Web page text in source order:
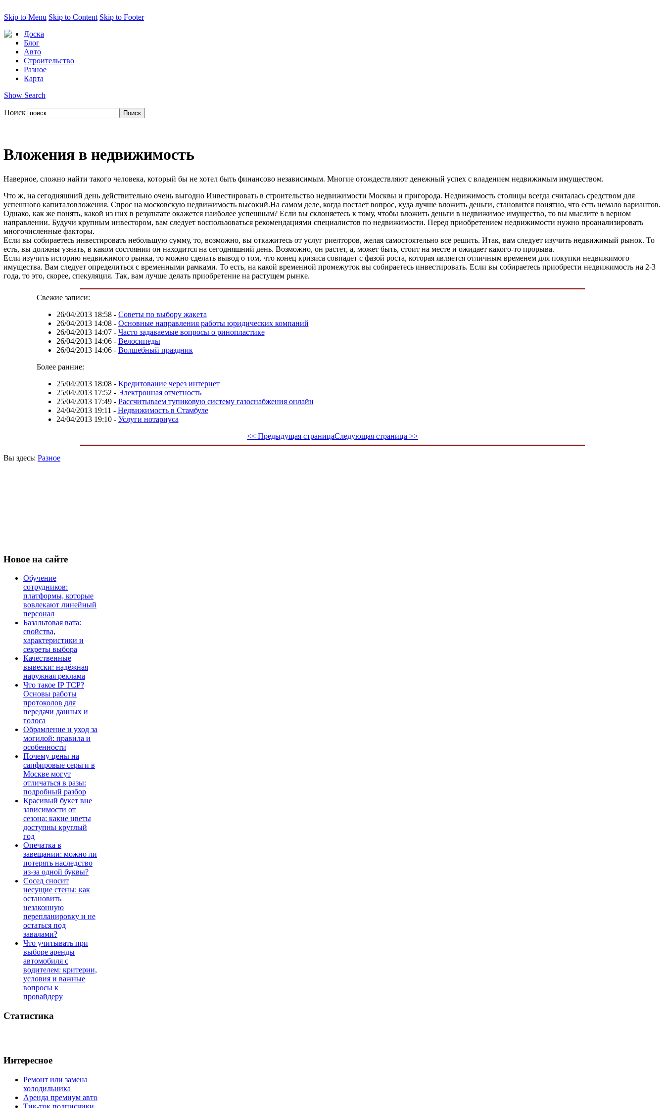
Skip to Menu Skip to Content Skip to Footer
Доска
Блог
Авто
Строительство
Разное
Карта
Show Search
Поиск
Вложения в недвижимость
Наверное, сложно найти такого человека, который бы не хотел быть финансово независимым. Многие отождествляют денежный успех с владением недвижимым имуществом.
Что ж, на сегодняшний день действительно очень выгодно Инвестировать в строительство недвижимости Москвы и пригорода. Недвижимость столицы всегда считалась средством для
успешного капиталовложения. Спрос на московскую недвижимость высокий.На самом деле, когда постает вопрос, куда лучше вложить деньги, становится понятно, что есть немало вариантов.
Однако, как же понять, какой из них в результате окажется наиболее успешным? Если вы склоняетесь к тому, чтобы вложить деньги в недвижимое имущество, то вы мыслите в верном
направлении. Будучи крупным инвестором, вам следует воспользоваться рекомендациями специалистов по недвижимости. Перед приобретением недвижимости нужно проанализировать
многочисленные факторы.
Если вы собираетесь инвестировать небольшую сумму, то, возможно, вы откажитесь от услуг риелторов, желая самостоятельно все решить. Итак, вам следует изучить недвижимый рынок. То
есть, вы должны узнать, в каком состоянии он находится на сегодняшний день. Возможно, он растет, а, может быть, стоит на месте и ожидает какого-то прорыва.
Если изучить историю недвижимого рынка, то можно сделать вывод о том, что конец кризиса совпадет с фазой роста, которая является отличным временем для покупки недвижимого
имущества. Вам следует определиться с временными рамками. То есть, на какой временной промежуток вы собираетесь инвестировать. Если вы собираетесь приобрести недвижимость на 2-3
года, то это, скорее, спекуляция. Так, вам лучше делать приобретение на растущем рынке.
Свежие записи:
26/04/2013 18:58- Советы по выбору жакета
26/04/2013 14:08- Основные направления работы юридических компаний
26/04/2013 14:07- Часто задаваемые вопросы о ринопластике
26/04/2013 14:06- Велосипеды
26/04/2013 14:06- Волшебный праздник
Более ранние:
25/04/2013 18:08- Кредитование через интернет
25/04/2013 17:52 - Электронная отчетность
25/04/2013 17:49- Рассчитываем тупиковую систему газоснабжения онлайн
24/04/2013 19:11 - Недвижимость в Стамбуле
24/04/2013 19:10- Услуги нотариуса
<< Предыдущая страницаСледующая страница >>
Вы здесь: Разное
Новое на сайте
Обучение
сотрудников:
платформы, которые
вовлекают линейный
персонал
Базальтовая вата:
свойства,
характеристики и
секреты выбора
Качественные
вывески: надёжная
наружная реклама
Что такое IP TCP?
Основы работы
протоколов для
передачи данных и
голоса
Обрамление и уход за
могилой: правила и
особенности
Почему цены на
сапфировые серьги в
Москве могут
отличаться в разы:
подробный разбор
Красивый букет вне
зависимости от
сезона: какие цветы
доступны круглый
год
Опечатка в
завещании: можно ли
потерять наследство
из-за одной буквы?
Сосед сносит
несущие стены: как
остановить
незаконную
перепланировку и не
остаться под
завалами?
Что учитывать при
выборе аренды
автомобиля с
водителем: критерии,
условия и важные
вопросы к
провайдеру
Статистика
Интересное
Ремонт или замена
холодильника
Аренда премиум авто